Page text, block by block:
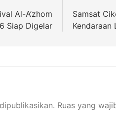
Al-A’zhom
Siap Digelar
Samsat
Kendaraan
Ruas yang